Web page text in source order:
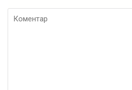
Коментар